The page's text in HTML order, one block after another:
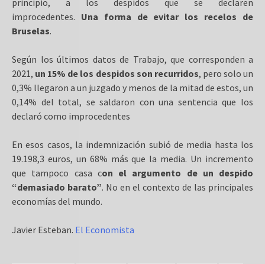
improcedentes. Una forma de evitar los recelos de
Bruselas.
Según los últimos datos de Trabajo, que corresponden a
2021, un 15% de los despidos son recurridos, pero solo un
0,3% llegaron a un juzgado y menos de la mitad de estos, un
0,14% del total, se saldaron con una sentencia que los
declaró como improcedentes
En esos casos, la indemnización subió de media hasta los
19.198,3 euros, un 68% más que la media. Un incremento
que tampoco casa con el argumento de un despido
“demasiado barato”. No en el contexto de las principales
economías del mundo.
Javier Esteban. El Economista